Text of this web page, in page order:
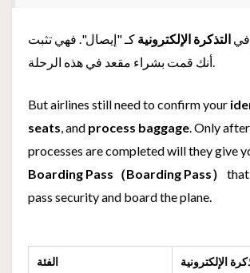
في التذكرة الإلكترونية كـ "إيصال". فهي تثبت
But airlines still need to confirm your
seats , and process baggage . Only
processes are completed will they give
Boarding Pass（Boarding Pass）
pass security and board the plane.
الفئة الإلكترونية